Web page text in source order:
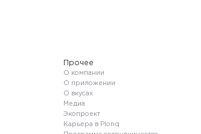
Прочее
О компании
О приложении
О вкусах
Медиа
Экопроект
Карьера в Plonq